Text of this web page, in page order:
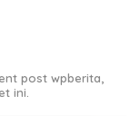
post wpberita,
ini.